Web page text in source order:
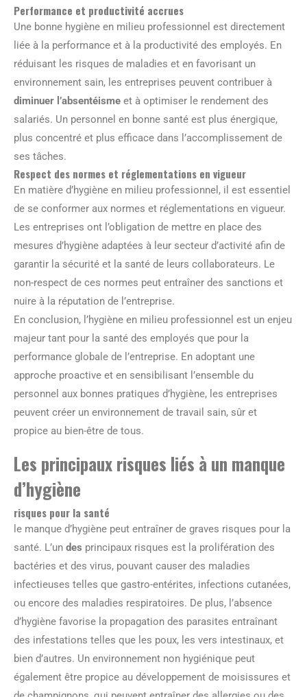
Performance et productivité accrues
Une bonne hygiène en milieu professionnel est directement
liée à la performance et à la productivité des employés. En
réduisant les risques de maladies et en favorisant un
environnement sain, les entreprises peuvent contribuer à
diminuer l’absentéisme et à optimiser le rendement des
salariés. Un personnel en bonne santé est plus énergique,
plus concentré et plus efficace dans l’accomplissement de
ses tâches.
Respect des normes et réglementations en vigueur
En matière d’hygiène en milieu professionnel, il est essentiel
de se conformer aux normes et réglementations en vigueur.
Les entreprises ont l’obligation de mettre en place des
mesures d’hygiène adaptées à leur secteur d’activité afin de
garantir la sécurité et la santé de leurs collaborateurs. Le
non-respect de ces normes peut entraîner des sanctions et
nuire à la réputation de l’entreprise.
En conclusion, l’hygiène en milieu professionnel est un enjeu
majeur tant pour la santé des employés que pour la
performance globale de l’entreprise. En adoptant une
approche proactive et en sensibilisant l’ensemble du
personnel aux bonnes pratiques d’hygiène, les entreprises
peuvent créer un environnement de travail sain, sûr et
propice au bien-être de tous.
Les principaux risques liés à un manque
d’hygiène
risques pour la santé
le manque d’hygiène peut entraîner de graves risques pour la
santé. L’un des principaux risques est la prolifération des
bactéries et des virus, pouvant causer des maladies
infectieuses telles que gastro-entérites, infections cutanées,
ou encore des maladies respiratoires. De plus, l’absence
d’hygiène favorise la propagation des parasites entraînant
des infestations telles que les poux, les vers intestinaux, et
bien d’autres. Un environnement non hygiénique peut
également être propice au développement de moisissures et